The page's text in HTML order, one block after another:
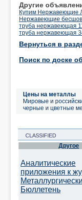
Другие
Купим Нержавеющие
Нержавеющие
труба нержавеющая
труба нержавеющая
Вернуться в
Поиск по доске
Цены на металлы
Мировые и
черные и цветные
CLASSIFIED
Другое
Аналитические
приложения к
Бюллетень